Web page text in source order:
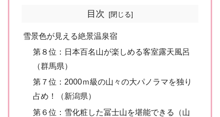
目次
雪景色が見える絶景温泉宿
第８位：日本百名山が楽しめる客室露天風呂
（群馬県）
第７位：2000ｍ級の山々の大パノラマを独り
占め！（新潟県）
第６位：雪化粧した冨士山を堪能できる（山